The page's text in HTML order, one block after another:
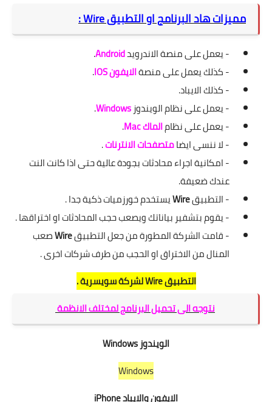
مميزات هاد البرنامج او التطبيق Wire :
- يعمل على منصة الاندرويدAndroid
.
- كذلك يعمل على منصةالايفون IOS
.
- كذلك الايباد.
- يعمل على نظام الويندوز Windows
.
- يعمل على نظامالماك Mac
.
- لا ننسى ايضامتصفحات الانترنات.
- امكانية اجراء محادثات بجودة عالية حتى اذا كانت النت
عندك ضعيفة.
- التطبيقWireيستخدم خورزميات ذكية جدا .
- يقوم بتشفير بياناتك ويصعب حجب المحادثات او اختراقها .
- قامت الشركة المطورة من جعل التطبيقWireصعب
المنال من الاختراق او الحجب من طرف شركات اخرى .
التطبيق Wire لشركة سويسرية .
نتوجه الى تحميل البرنامج لمختلف الانظمة
الويندوز Windows
Windows
الايفون والايباد iPhone